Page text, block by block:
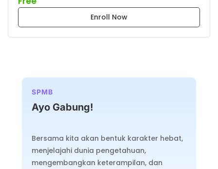
Enroll Now
SPMB
Ayo Gabung!
Bersama kita akan bentuk karakter hebat,
menjelajahi dunia pengetahuan,
mengembangkan keterampilan, dan